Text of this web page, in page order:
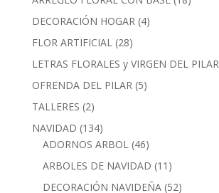
DECORACIÓN HOGAR 44
FLOR ARTIFICIAL 2828
productos
LETRAS FLORALES y VIRGEN DEL PILAR
OFRENDA DEL PILAR 55
TALLERES 22
productos
NAVIDAD 134134
productos
ADORNOS ARBOL 4646
productos
ARBOLES DE NAVIDAD 11 11
productos
DECORACIÓN NAVIDEÑA 5252